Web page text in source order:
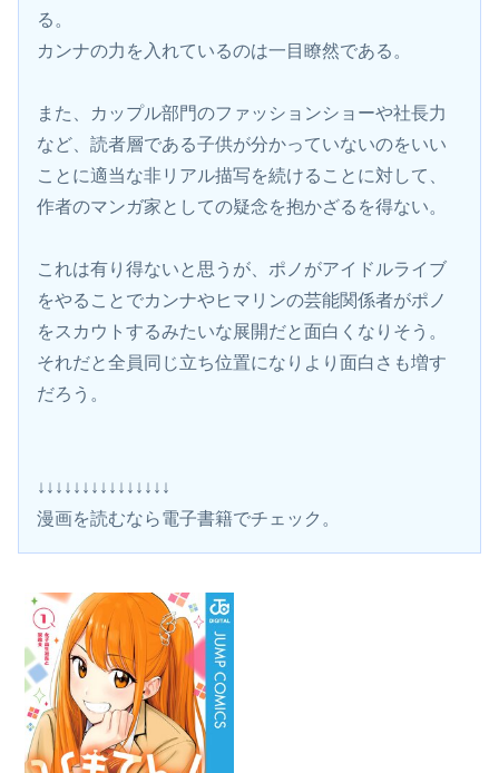
る。
カンナの力を入れているのは一目瞭然である。
また、カップル部門のファッションショーや社長力
など、読者層である子供が分かっていないのをいい
ことに適当な非リアル描写を続けることに対して、
作者のマンガ家としての疑念を抱かざるを得ない。
これは有り得ないと思うが、ポノがアイドルライブ
をやることでカンナやヒマリンの芸能関係者がポノ
をスカウトするみたいな展開だと面白くなりそう。
それだと全員同じ立ち位置になりより面白さも増す
だろう。
↓↓↓↓↓↓↓↓↓↓↓↓↓↓↓
漫画を読むなら電子書籍でチェック。